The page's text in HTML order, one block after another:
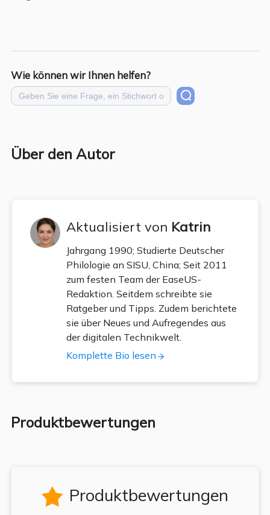
Wie können wir Ihnen helfen?
Über den Autor
Aktualisiert von Katrin
Jahrgang 1990; Studierte Deutscher
Philologie an SISU, China; Seit 2011
zum festen Team der EaseUS-
Redaktion. Seitdem schreibte sie
Ratgeber und Tipps. Zudem berichtete
sie über Neues und Aufregendes aus
der digitalen Technikwelt.
Komplette Bio lesen
Produktbewertungen
 Produktbewertungen